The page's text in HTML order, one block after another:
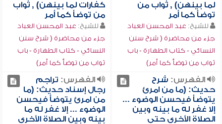
لما بينهن) , ثواب من
توضأ كما أمر
للشيخ: عبد المحسن العباد
جزء من محاضرة ( شرح سنن
النسائي - كتاب الطهارة - باب
ثواب من توضأ كما أمر)
كفارات لما بينهن) , ثواب
من توضأ كما أمر
للشيخ: عبد المحسن العباد
جزء من محاضرة ( شرح سنن
النسائي - كتاب الطهارة - باب
ثواب من توضأ كما أمر)
الفهرس: شرح
حديث: (ما من امرئ
يتوضأ فيحسن الوضوء ...
إلا غفر له ما بينه وبين
الصلاة الأخرى حتى
الفهرس: تراجم
رجال إسناد حديث: (ما
من امرئ يتوضأ فيحسن
الوضوء ... إلا غفر له ما
بينه وبين الصلاة الأخرى